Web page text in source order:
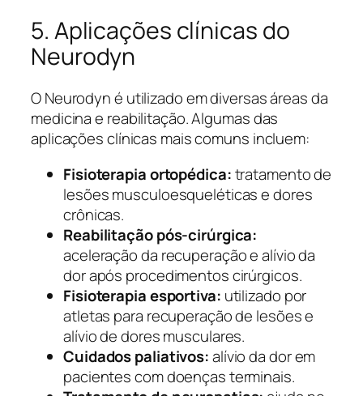
5. Aplicações clínicas do
Neurodyn
O Neurodyn é utilizado em diversas áreas da
medicina e reabilitação. Algumas das
aplicações clínicas mais comuns incluem:
Fisioterapia ortopédica:tratamento de
lesões musculoesqueléticas e dores
crônicas.
Reabilitação pós-cirúrgica:
aceleração da recuperação e alívio da
dor após procedimentos cirúrgicos.
Fisioterapia esportiva: utilizado por
atletas para recuperação de lesões e
alívio de dores musculares.
Cuidados paliativos:alívio da dor em
pacientes com doenças terminais.